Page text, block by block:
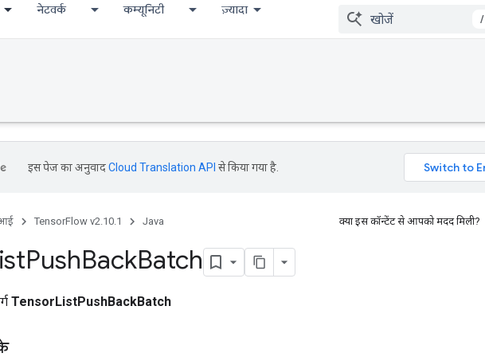
नेटवर्क कम्यूनिटी ज़्यादा
/
इस पेज का अनुवादCloud Translation API से किया गया है.
TensorFlow v2.10.1 Java क्या इस कॉन्टेंट से आपको मदद मिली?
PushBackBatch
TensorListPushBackBatch